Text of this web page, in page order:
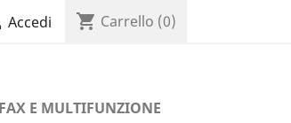
Accedi shopping_cart Carrello (0)
E MULTIFUNZIONE